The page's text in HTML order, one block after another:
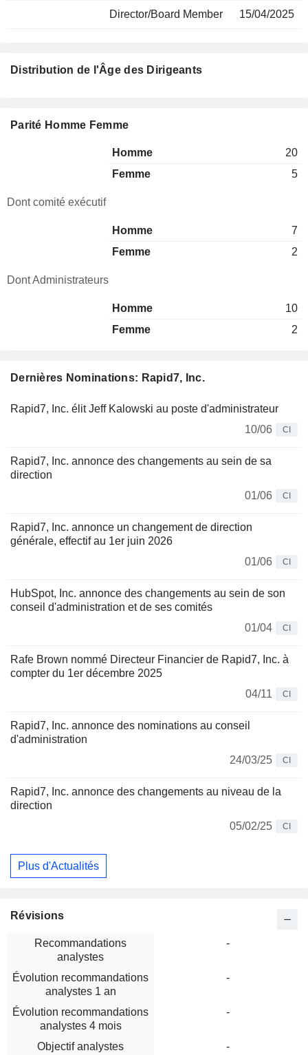
Director/Board Member 15/04/2025
Dernières Nominations: Rapid7, Inc.
Rapid7, Inc. élit Jeff Kalowski au poste d'administrateur
10/06
CI
Rapid7, Inc. annonce des changements au sein de sa
direction
01/06
CI
Rapid7, Inc. annonce un changement de direction
générale, effectif au 1er juin 2026
01/06
CI
HubSpot, Inc. annonce des changements au sein de son
conseil d'administration et de ses comités
01/04
CI
Rafe Brown nommé Directeur Financier de Rapid7, Inc. à
compter du 1er décembre 2025
04/11
CI
Rapid7, Inc. annonce des nominations au conseil
d'administration
24/03/25
CI
Rapid7, Inc. annonce des changements au niveau de la
direction
05/02/25
CI
Plus d'Actualités
Distribution de l'Âge des Dirigeants
Parité Homme Femme
Homme
20
Femme
5
Dont comité exécutif
Homme
7
Femme
2
Dont Administrateurs
Homme
10
Femme
2
Révisions
Recommandations
analystes
-
Évolution recommandations
analystes 1 an
-
Évolution recommandations
analystes 4 mois
-
Objectif analystes
-